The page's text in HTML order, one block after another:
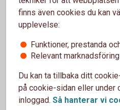
Rörlig eller
Hur ska jag dela upp
räntebindningstider?
finns även cookies du kan
upplevelse:
Funktioner, prestanda
Relevant marknadsföring
Du kan ta tillbaka ditt
på cookie-sidan eller under
inloggad. Så hanterar vi